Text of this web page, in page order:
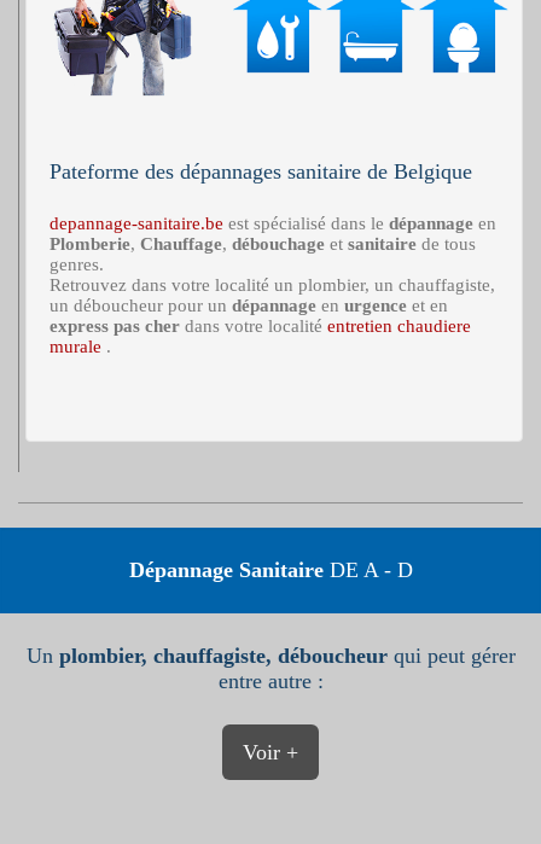
Pateforme des dépannages sanitaire de Belgique
depannage-sanitaire.be est spécialisé dans le dépannage en
Plomberie, Chauffage, débouchage et sanitaire de tous
genres.
Retrouvez dans votre localité un plombier, un chauffagiste,
un déboucheur pour un dépannage en urgence et en
express pas cher dans votre localité entretien chaudiere
murale .
Dépannage SanitaireDE A - D
Un plombier, chauffagiste, déboucheurqui peut gérer
entre autre :
Voir +